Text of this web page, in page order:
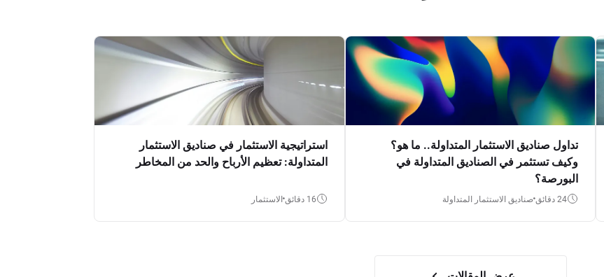
تداول صناديق الاستثمار المتداولة.. ما هو؟
وكيف تستثمر في الصناديق المتداولة في
البورصة؟
24 دقائق صناديق الاستثمار المتداولة
استراتيجية الاستثمار في صناديق الاستثمار
المتداولة: تعظيم الأرباح والحد من المخاطر
16 دقائق الاستثمار